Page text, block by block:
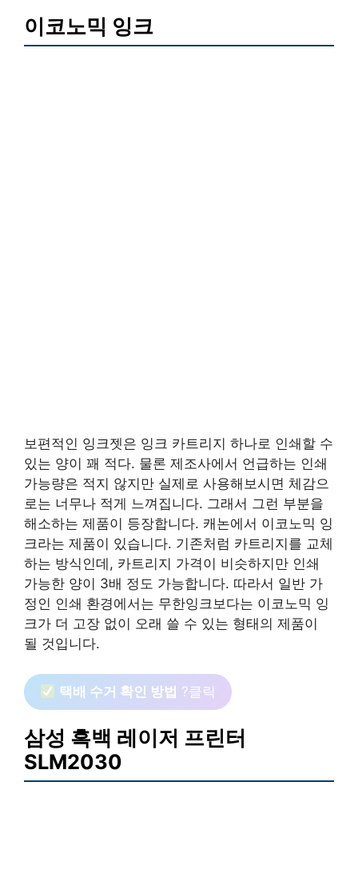
이코노믹 잉크
보편적인 잉크젯은 잉크 카트리지 하나로 인쇄할 수
있는 양이 꽤 적다. 물론 제조사에서 언급하는 인쇄
가능량은 적지 않지만 실제로 사용해보시면 체감으
로는 너무나 적게 느껴집니다. 그래서 그런 부분을
해소하는 제품이 등장합니다. 캐논에서 이코노믹 잉
크라는 제품이 있습니다. 기존처럼 카트리지를 교체
하는 방식인데, 카트리지 가격이 비슷하지만 인쇄
가능한 양이 3배 정도 가능합니다. 따라서 일반 가
정인 인쇄 환경에서는 무한잉크보다는 이코노믹 잉
크가 더 고장 없이 오래 쓸 수 있는 형태의 제품이
될 것입니다.
택배 수거 확인 방법 ?클릭
삼성 흑백 레이저 프린터
SLM2030